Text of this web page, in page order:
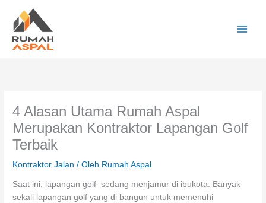
konten
4 Alasan Utama Rumah Aspal
Merupakan Kontraktor Lapangan Golf
Terbaik
Kontraktor Jalan / Oleh Rumah Aspal
Saat ini, lapangan golf sedang menjamur di ibukota. Banyak
sekali lapangan golf yang di bangun untuk memenuhi